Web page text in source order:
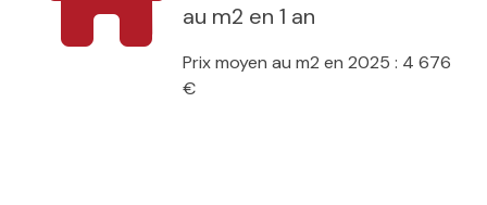
au m2 en 1 an
Prix moyen au m2 en 2025 : 4 676
€